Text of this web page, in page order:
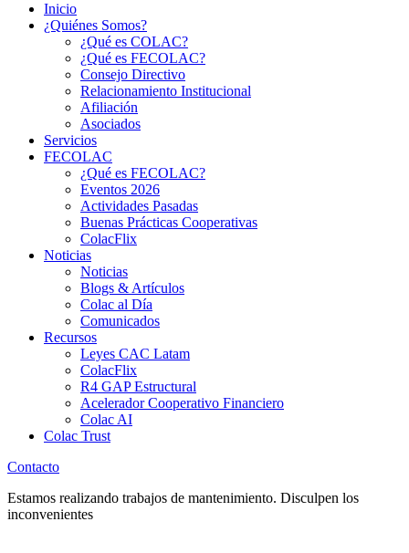
Inicio
¿Quiénes Somos?
¿Qué es COLAC?
¿Qué es FECOLAC?
Consejo Directivo
Relacionamiento Institucional
Afiliación
Asociados
Servicios
FECOLAC
¿Qué es FECOLAC?
Eventos 2026
Actividades Pasadas
Buenas Prácticas Cooperativas
ColacFlix
Noticias
Noticias
Blogs & Artículos
Colac al Día
Comunicados
Recursos
Leyes CAC Latam
ColacFlix
R4 GAP Estructural
Acelerador Cooperativo Financiero
Colac AI
Colac Trust
Contacto
Estamos realizando trabajos de mantenimiento. Disculpen los
inconvenientes